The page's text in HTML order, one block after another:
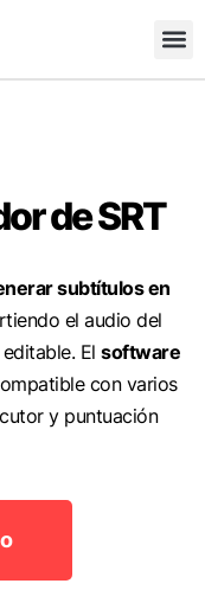
de SRT
subtítulos en
el audio del
Elsoftware
con varios
y puntuación